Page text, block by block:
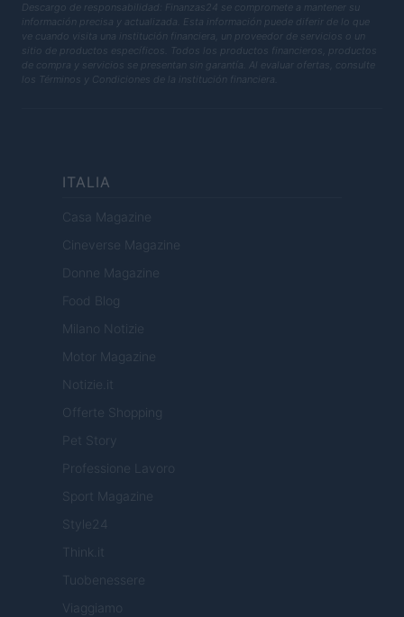
Descargo de responsabilidad: Finanzas24 se compromete a mantener su
información precisa y actualizada. Esta información puede diferir de lo que
ve cuando visita una institución financiera, un proveedor de servicios o un
sitio de productos específicos. Todos los productos financieros, productos
de compra y servicios se presentan sin garantía. Al evaluar ofertas, consulte
los Términos y Condiciones de la institución financiera.
ITALIA
Casa Magazine
Cineverse Magazine
Donne Magazine
Food Blog
Milano Notizie
Motor Magazine
Notizie.it
Offerte Shopping
Pet Story
Professione Lavoro
Sport Magazine
Style24
Think.it
Tuobenessere
Viaggiamo